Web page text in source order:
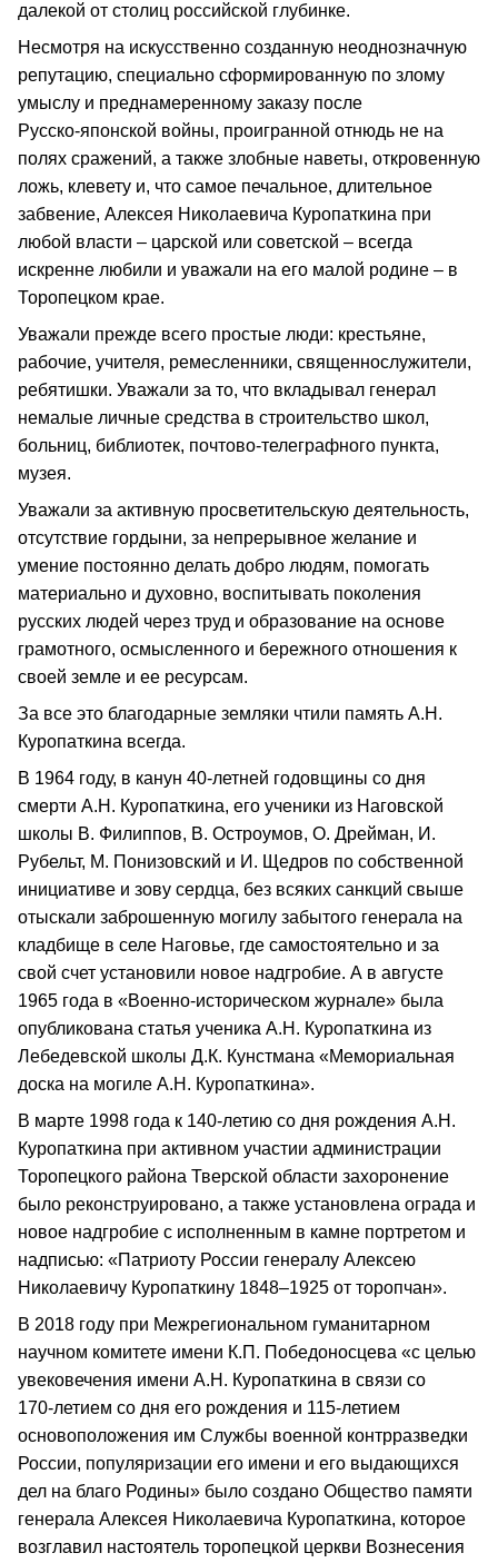
далекой от столиц российской глубинке.
Несмотря на искусственно созданную неоднозначную
репутацию, специально сформированную по злому
умыслу и преднамеренному заказу после
Русско‑японской войны, проигранной отнюдь не на
полях сражений, а также злобные наветы, откровенную
ложь, клевету и, что самое печальное, длительное
забвение, Алексея Николаевича Куропаткина при
любой власти – царской или советской – всегда
искренне любили и уважали на его малой родине – в
Торопецком крае.
Уважали прежде всего простые люди: крестьяне,
рабочие, учителя, ремесленники, священнослужители,
ребятишки. Уважали за то, что вкладывал генерал
немалые личные средства в строительство школ,
больниц, библиотек, почтово‑телеграфного пункта,
музея.
Уважали за активную просветительскую деятельность,
отсутствие гордыни, за непрерывное желание и
умение постоянно делать добро людям, помогать
материально и духовно, воспитывать поколения
русских людей через труд и образование на основе
грамотного, осмысленного и бережного отношения к
своей земле и ее ресурсам.
За все это благодарные земляки чтили память А.Н.
Куропаткина всегда.
В 1964 году, в канун 40-летней годовщины со дня
смерти А.Н. Куропаткина, его ученики из Наговской
школы В. Филиппов, В. Остроумов, О. Дрейман, И.
Рубельт, М. Понизовский и И. Щедров по собственной
инициативе и зову сердца, без всяких санкций свыше
отыскали заброшенную могилу забытого генерала на
кладбище в селе Наговье, где самостоятельно и за
свой счет установили новое надгробие. А в августе
1965 года в «Военно‑историческом журнале» была
опубликована статья ученика А.Н. Куропаткина из
Лебедевской школы Д.К. Кунстмана «Мемориальная
доска на могиле А.Н. Куропаткина».
В марте 1998 года к 140‑летию со дня рождения А.Н.
Куропаткина при активном участии администрации
Торопецкого района Тверской области захоронение
было реконструировано, а также установлена ограда и
новое надгробие с исполненным в камне портретом и
надписью: «Патриоту России генералу Алексею
Николаевичу Куропаткину 1848–1925 от торопчан».
В 2018 году при Межрегиональном гуманитарном
научном комитете имени К.П. Победоносцева «с целью
увековечения имени А.Н. Куропаткина в связи со
170‑летием со дня его рождения и 115‑летием
основоположения им Службы военной контрразведки
России, популяризации его имени и его выдающихся
дел на благо Родины» было создано Общество памяти
генерала Алексея Николаевича Куропаткина, которое
возглавил настоятель торопецкой церкви Вознесения